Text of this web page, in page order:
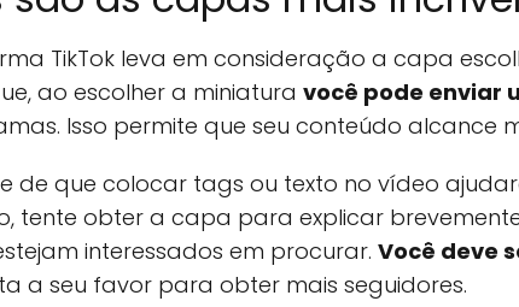
TikTok leva em consideração a capa
ao escolher a miniatura você pode enviar
Isso permite que seu conteúdo alcance
de que colocar tags ou texto no vídeo
tente obter a capa para explicar
interessados em procurar. Você deve
a seu favor para obter mais seguidores.